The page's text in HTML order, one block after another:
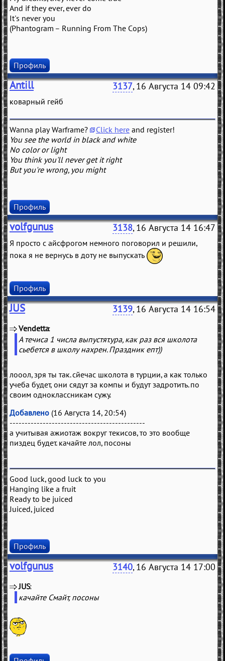
And if they ever, ever do
It's never you
(Phantogram – Running From The Cops)
Профиль
Antill 3137, 16 Августа 14 09:42
коварный гейб
Wanna play Warframe? Click here and register!
You see the world in black and white
No color or light
You think you'll never get it right
But you're wrong, you might
Профиль
volfgunus 3138, 16 Августа 14 16:47
Я просто с айсфрогом немного поговорил и решили,
пока я не вернусь в доту не выпускать
Профиль
JUS 3139, 16 Августа 14 16:54
Vendetta
А течиса 1 числа выпустят.ура, как раз вся школота
сьебется в школу нахрен. Праздник епт))
лооол, зря ты так. сйечас школота в турции, а как только
учеба будет, они сядут за компы и будут задротить. по
своим одноклассникам сужу.
Добавлено (16 Августа 14, 20:54)
---------------------------------------------
а учитывая ажиотаж вокруг текисов, то это вообще
пиздец будет. качайте лол, посоны
Good luck, good luck to you
Hanging like a fruit
Ready to be juiced
Juiced, juiced
Профиль
volfgunus 3140, 16 Августа 14 17:00
JUS
качайте Смайт, посоны